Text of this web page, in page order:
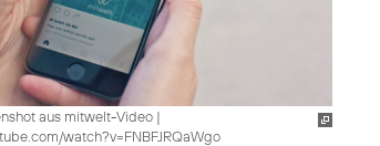
aus mitwelt-Video|
watch?v=FNBFJRQaWgo